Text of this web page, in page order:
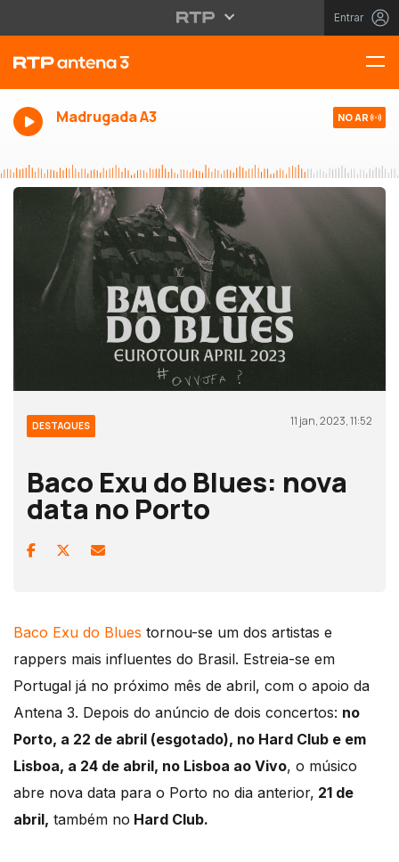
Entrar
Madrugada A3 NO AR
DESTAQUES 11 jan, 2023, 11:52
Baco Exu do Blues: nova
data no Porto
Baco Exu do Blues tornou-se um dos artistas e
rappers mais influentes do Brasil. Estreia-se em
Portugal já no próximo mês de abril, com o apoio da
Antena 3. Depois do anúncio de dois concertos: no
Porto, a 22 de abril (esgotado), no Hard Club e em
Lisboa, a 24 de abril, no Lisboa ao Vivo, o músico
abre nova data para o Porto no dia anterior, 21 de
abril, também no Hard Club.